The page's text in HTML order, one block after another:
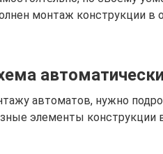
монтаж конструкции в
автоматов, нужно
элементы